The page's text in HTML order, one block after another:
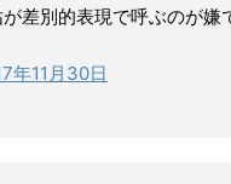
差別的表現で呼ぶのが嫌
年11月30日